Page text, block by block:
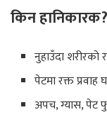
किन हानिकारक?
नुहाउँदा शरीरको
पेटमा रक्त
अपच, ग्यास,